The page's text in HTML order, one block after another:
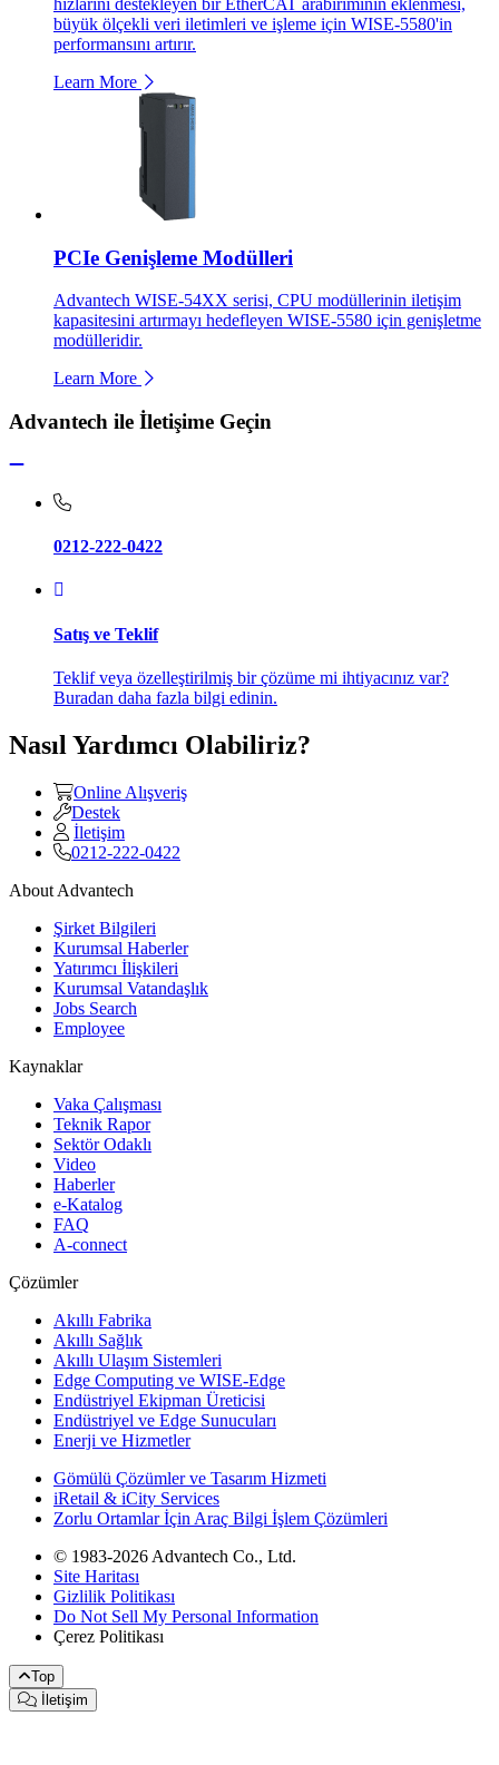
hızlarını destekleyen bir EtherCAT arabiriminin eklenmesi,
büyük ölçekli veri iletimleri ve işleme için WISE-5580'in
performansını artırır.
Learn More
PCIe Genişleme Modülleri
Advantech WISE-54XX serisi, CPU modüllerinin iletişim
kapasitesini artırmayı hedefleyen WISE-5580 için genişletme
modülleridir.
Learn More
Advantech ile İletişime Geçin
0212-222-0422
Satış ve Teklif
Teklif veya özelleştirilmiş bir çözüme mi ihtiyacınız var?
Buradan daha fazla bilgi edinin.
Nasıl Yardımcı Olabiliriz?
Online Alışveriş
Destek
İletişim
0212-222-0422
About Advantech
Şirket Bilgileri
Kurumsal Haberler
Yatırımcı İlişkileri
Kurumsal Vatandaşlık
Jobs Search
Employee
Kaynaklar
Vaka Çalışması
Teknik Rapor
Sektör Odaklı
Video
Haberler
e-Katalog
FAQ
A-connect
Çözümler
Akıllı Fabrika
Akıllı Sağlık
Akıllı Ulaşım Sistemleri
Edge Computing ve WISE-Edge
Endüstriyel Ekipman Üreticisi
Endüstriyel ve Edge Sunucuları
Enerji ve Hizmetler
Gömülü Çözümler ve Tasarım Hizmeti
iRetail & iCity Services
Zorlu Ortamlar İçin Araç Bilgi İşlem Çözümleri
© 1983-2026 Advantech Co., Ltd.
Site Haritası
Gizlilik Politikası
Do Not Sell My Personal Information
Çerez Politikası
Top
İletişim